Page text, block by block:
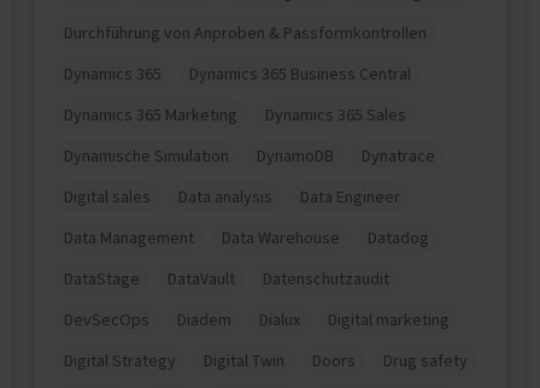
Durchführung von Anproben & Passformkontrollen
Dynamics 365
Dynamics 365 Business Central
Dynamics 365 Marketing
Dynamics 365 Sales
Dynamische Simulation
DynamoDB
Dynatrace
Digital sales
Data analysis
Data Engineer
Data Management
Data Warehouse
Datadog
DataStage
DataVault
Datenschutzaudit
DevSecOps
Diadem Dialux
Digital marketing
Digital Strategy
Digital Twin Doors
Drug safety